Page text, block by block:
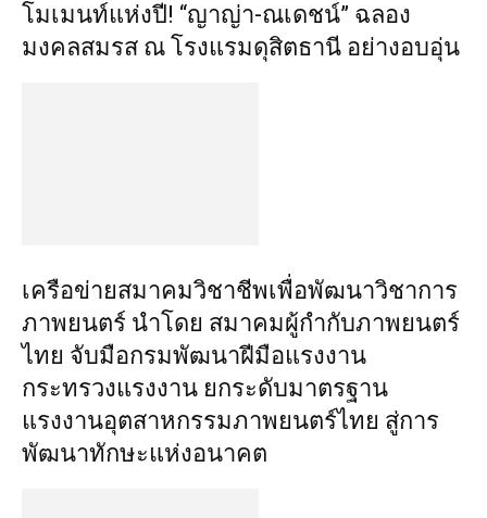
โมเมนท์แห่งปี! “ญาญ่า-ณเดชน์” ฉลอง
มงคลสมรส ณ โรงแรมดุสิตธานี อย่างอบอุ่น
เครือข่ายสมาคมวิชาชีพเพื่อพัฒนาวิชาการ
ภาพยนตร์ นำโดย สมาคมผู้กำกับภาพยนตร์
ไทย จับมือกรมพัฒนาฝีมือแรงงาน
กระทรวงแรงงาน ยกระดับมาตรฐาน
แรงงานอุตสาหกรรมภาพยนตร์ไทย สู่การ
พัฒนาทักษะแห่งอนาคต